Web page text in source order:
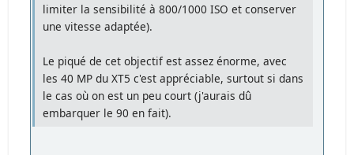
limiter la sensibilité à 800/1000 ISO et conserver
une vitesse adaptée).
Le piqué de cet objectif est assez énorme, avec
les 40 MP du XT5 c'est appréciable, surtout si dans
le cas où on est un peu court (j'aurais dû
embarquer le 90 en fait).